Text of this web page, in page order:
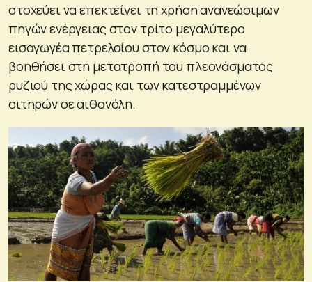
στοχεύει να επεκτείνει τη χρήση ανανεώσιμων
πηγών ενέργειας στον τρίτο μεγαλύτερο
εισαγωγέα πετρελαίου στον κόσμο και να
βοηθήσει στη μετατροπή του πλεονάσματος
ρυζιού της χώρας και των κατεστραμμένων
σιτηρών σε αιθανόλη.